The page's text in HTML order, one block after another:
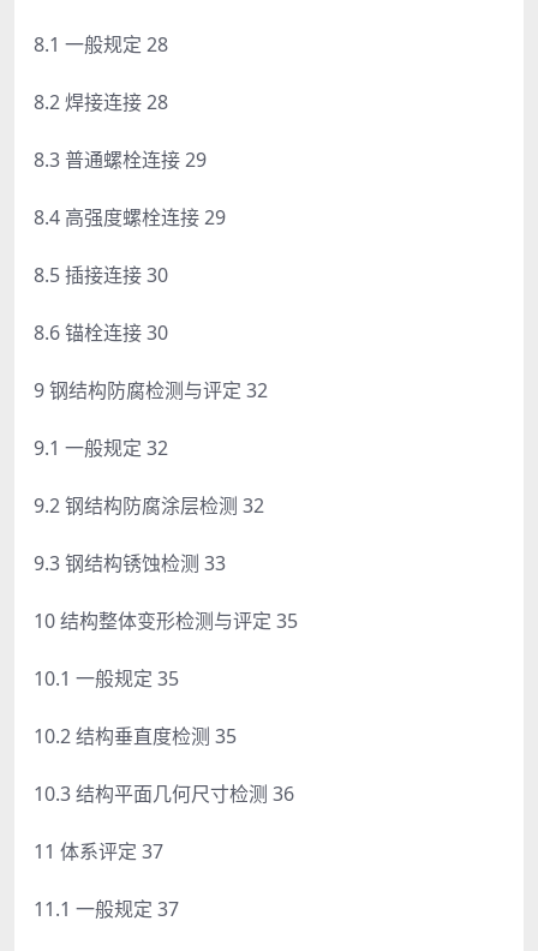
8.1 一般规定 28
8.2 焊接连接 28
8.3 普通螺栓连接 29
8.4 高强度螺栓连接 29
8.5 插接连接 30
8.6 锚栓连接 30
9 钢结构防腐检测与评定 32
9.1 一般规定 32
9.2 钢结构防腐涂层检测 32
9.3 钢结构锈蚀检测 33
10 结构整体变形检测与评定 35
10.1 一般规定 35
10.2 结构垂直度检测 35
10.3 结构平面几何尺寸检测 36
11 体系评定 37
11.1 一般规定 37